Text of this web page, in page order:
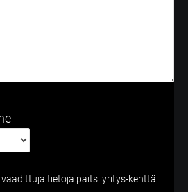
tietoja paitsi yritys-kenttä.